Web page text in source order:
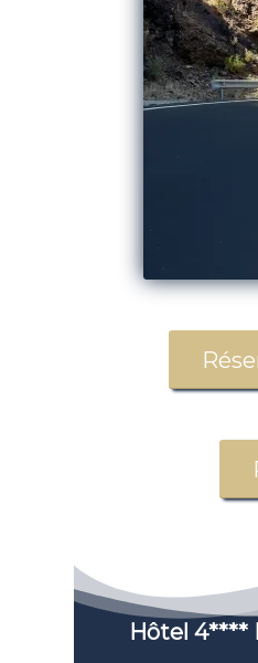
Hôtel 4****